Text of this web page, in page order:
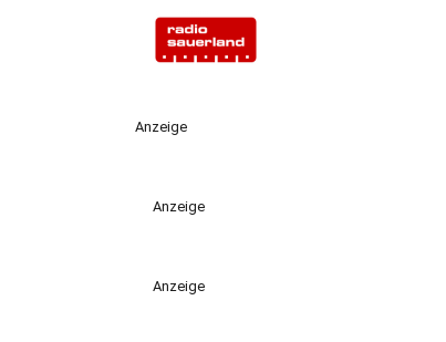
Anzeige
Anzeige
Anzeige